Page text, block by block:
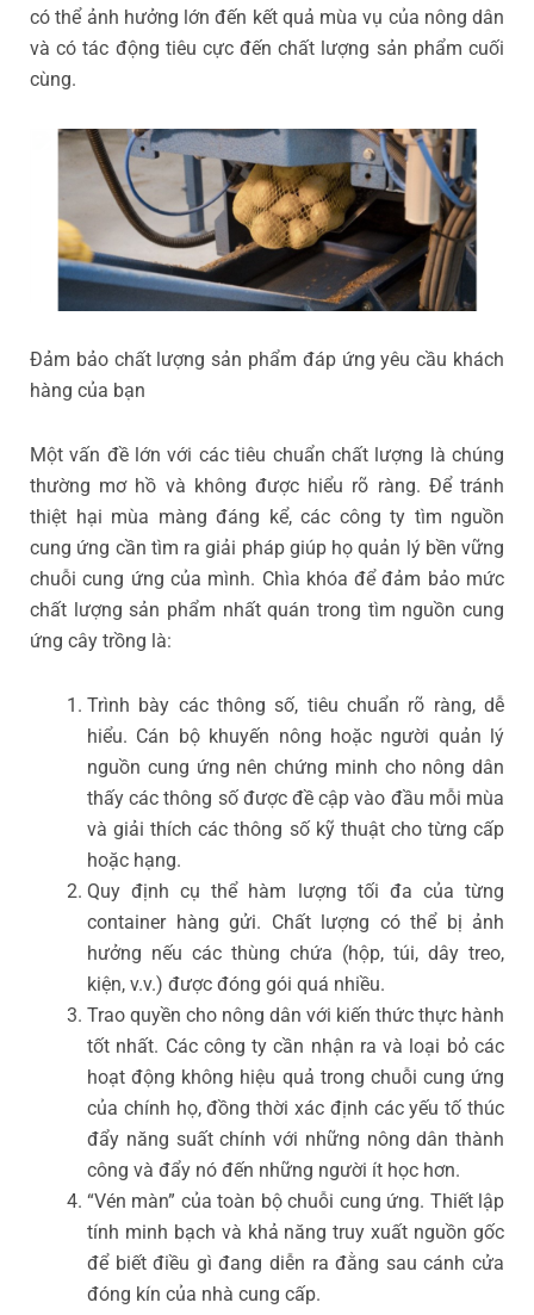
có thể ảnh hưởng lớn đến kết quả mùa vụ của nông dân
và có tác động tiêu cực đến chất lượng sản phẩm cuối
cùng.
Đảm bảo chất lượng sản phẩm đáp ứng yêu cầu khách
hàng của bạn
Một vấn đề lớn với các tiêu chuẩn chất lượng là chúng
thường mơ hồ và không được hiểu rõ ràng. Để tránh
thiệt hại mùa màng đáng kể, các công ty tìm nguồn
cung ứng cần tìm ra giải pháp giúp họ quản lý bền vững
chuỗi cung ứng của mình. Chìa khóa để đảm bảo mức
chất lượng sản phẩm nhất quán trong tìm nguồn cung
ứng cây trồng là:
Trình bày các thông số, tiêu chuẩn rõ ràng, dễ
hiểu. Cán bộ khuyến nông hoặc người quản lý
nguồn cung ứng nên chứng minh cho nông dân
thấy các thông số được đề cập vào đầu mỗi mùa
và giải thích các thông số kỹ thuật cho từng cấp
hoặc hạng.
Quy định cụ thể hàm lượng tối đa của từng
container hàng gửi. Chất lượng có thể bị ảnh
hưởng nếu các thùng chứa (hộp, túi, dây treo,
kiện, v.v.) được đóng gói quá nhiều.
Trao quyền cho nông dân với kiến thức thực hành
tốt nhất. Các công ty cần nhận ra và loại bỏ các
hoạt động không hiệu quả trong chuỗi cung ứng
của chính họ, đồng thời xác định các yếu tố thúc
đẩy năng suất chính với những nông dân thành
công và đẩy nó đến những người ít học hơn.
“Vén màn” của toàn bộ chuỗi cung ứng. Thiết lập
tính minh bạch và khả năng truy xuất nguồn gốc
để biết điều gì đang diễn ra đằng sau cánh cửa
đóng kín của nhà cung cấp.